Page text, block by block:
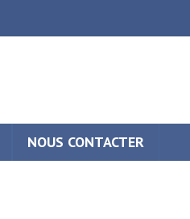
NOUS CONTACTER